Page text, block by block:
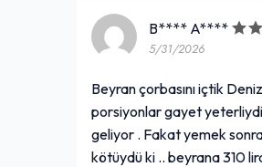
B**** A****
5/31/2026
Beyran çorbasını içtik
porsiyonlar gayet yeterliydi
geliyor . Fakat yemek
kötüydü ki .. beyrana 310